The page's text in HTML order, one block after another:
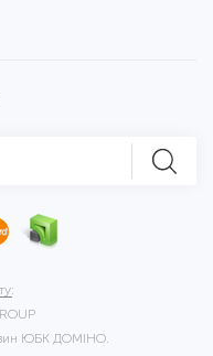
ЮБК ДОМІНО.